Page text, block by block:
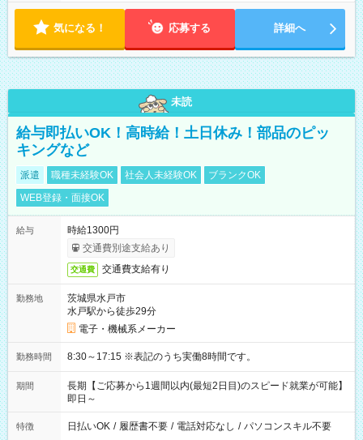
気になる！ 応募する 詳細へ
未読
給与即払いOK！高時給！土日休み！部品のピッ
キングなど
派遣 職種未経験OK 社会人未経験OK
ブランクOK
WEB登録・面接OK
給与
時給1300円
交通費別途支給あり
交通費 交通費支給有り
勤務地
茨城県水戸市
水戸駅から徒歩29分
電子・機械系メーカー
勤務時間 8:30～17:15 ※表記のうち実働8時間です。
期間
長期【ご応募から1週間以内(最短2日目)のスピード就業が可能】
即日～
特徴 日払いOK / 履歴書不要 / 電話対応なし / パソコンスキル不要